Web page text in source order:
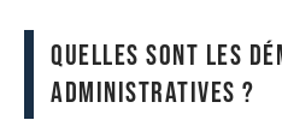
Quelles sont les
administratives ?